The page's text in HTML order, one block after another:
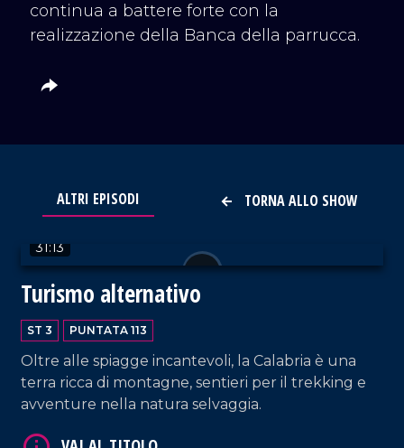
continua a battere forte con la
realizzazione della Banca della parrucca.
TORNA ALLO SHOW
ALTRI EPISODI
31:13
Turismo alternativo
ST 3 PUNTATA 113
Oltre alle spiagge incantevoli, la Calabria è una
terra ricca di montagne, sentieri per il trekking e
avventure nella natura selvaggia.
VAI AL TITOLO
VAI AL TITOLO